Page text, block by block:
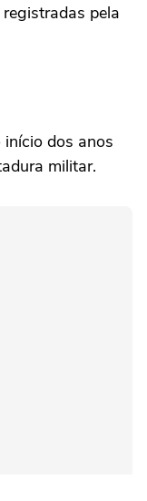
pela
dos anos
militar.